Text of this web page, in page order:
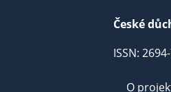
České
ISSN:
O